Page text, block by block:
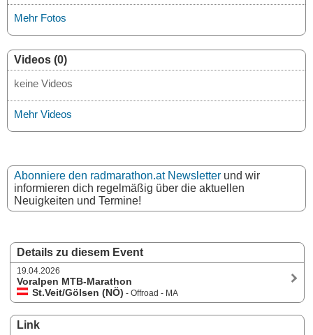
Details zu diesem Event
19.04.2026
Voralpen MTB-Marathon
St.Veit/Gölsen (NÖ) - Offroad - MA
Link
Mehr Fotos
Videos (0)
keine Videos
Mehr Videos
Abonniere den radmarathon.at Newsletter und wir
informieren dich regelmäßig über die aktuellen
Neuigkeiten und Termine!